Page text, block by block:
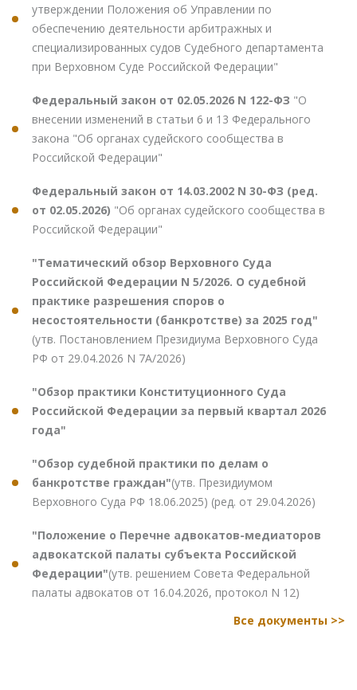
утверждении Положения об Управлении по
обеспечению деятельности арбитражных и
специализированных судов Судебного департамента
при Верховном Суде Российской Федерации"
Федеральный закон от 02.05.2026 N 122-ФЗ "О
внесении изменений в статьи 6 и 13 Федерального
закона "Об органах судейского сообщества в
Российской Федерации"
Федеральный закон от 14.03.2002 N 30-ФЗ (ред.
от 02.05.2026) "Об органах судейского сообщества в
Российской Федерации"
"Тематический обзор Верховного Суда
Российской Федерации N 5/2026. О судебной
практике разрешения споров о
несостоятельности (банкротстве) за 2025 год"
(утв. Постановлением Президиума Верховного Суда
РФ от 29.04.2026 N 7А/2026)
"Обзор практики Конституционного Суда
Российской Федерации за первый квартал 2026
года"
"Обзор судебной практики по делам о
банкротстве граждан"(утв. Президиумом
Верховного Суда РФ 18.06.2025) (ред. от 29.04.2026)
"Положение о Перечне адвокатов-медиаторов
адвокатской палаты субъекта Российской
Федерации"(утв. решением Совета Федеральной
палаты адвокатов от 16.04.2026, протокол N 12)
Все документы >>